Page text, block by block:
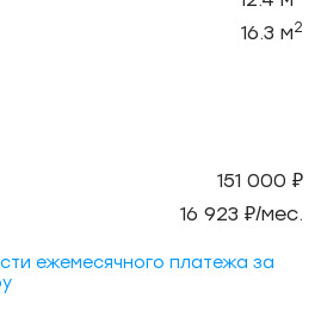
16.3 м2
151 000 ₽
16 923 ₽/мес.
ежемесячного платежа за